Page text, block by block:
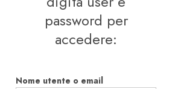
password per
accedere:
Nome utente o email